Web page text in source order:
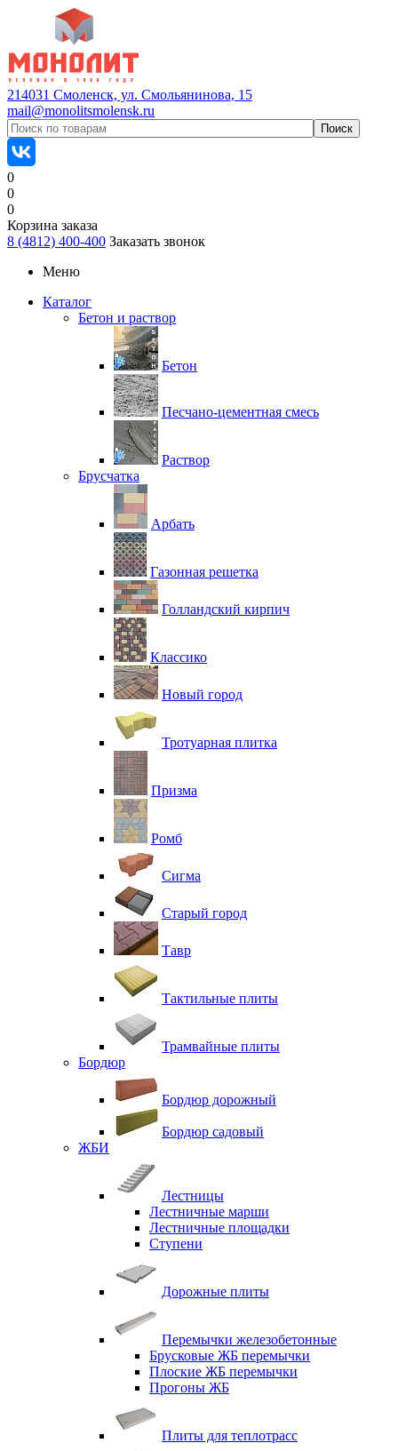
214031 Смоленск, ул. Смольянинова, 15
mail@monolitsmolensk.ru
0
0
0
Корзина заказа
8 (4812) 400-400 Заказать звонок
Меню
Каталог
Бетон и раствор
Бетон
Песчано-цементная смесь
Раствор
Брусчатка
Арбать
Газонная решетка
Голландский кирпич
Классико
Новый город
Тротуарная плитка
Призма
Ромб
Сигма
Старый город
Тавр
Тактильные плиты
Трамвайные плиты
Бордюр
Бордюр дорожный
Бордюр садовый
ЖБИ
Лестницы
Лестничные марши
Лестничные площадки
Ступени
Дорожные плиты
Перемычки железобетонные
Брусковые ЖБ перемычки
Плоские ЖБ перемычки
Прогоны ЖБ
Плиты для теплотрасс